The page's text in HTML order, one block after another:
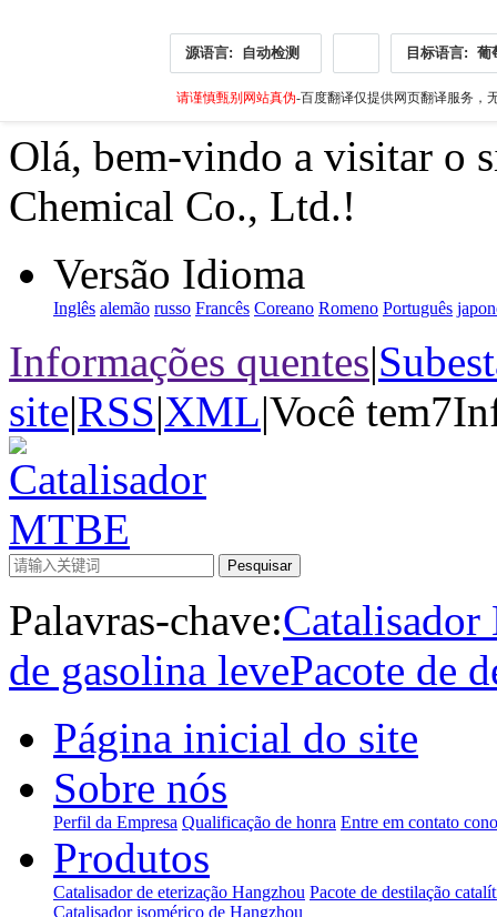
源语言: 自动检测 目标语言: 葡
请谨慎甄别网站真伪-百度翻译仅提供网页翻译服务，